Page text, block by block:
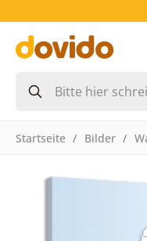
Startseite Bilder